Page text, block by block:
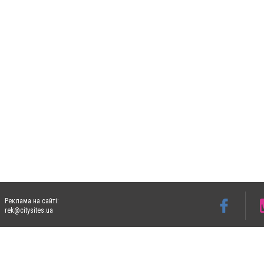
Реклама на сайті:
rek@citysites.ua